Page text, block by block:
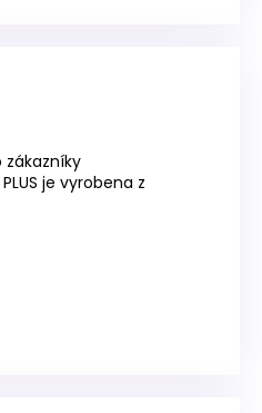
zákazníky
je vyrobena z